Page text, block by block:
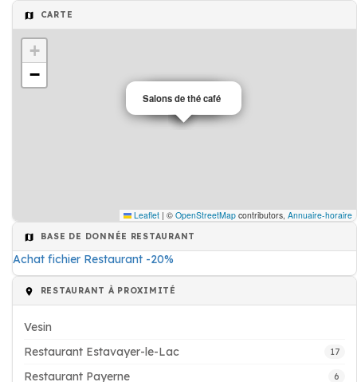
CARTE
Pizzeria
Salons de thé café
+
−
Leaflet | © OpenStreetMap contributors, Annuaire-horaire
BASE DE DONNÉE RESTAURANT
Achat fichier Restaurant -20%
RESTAURANT À PROXIMITÉ
Vesin
Restaurant Estavayer-le-Lac
17
Restaurant Payerne 6